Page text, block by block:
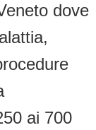
dove
ai 700